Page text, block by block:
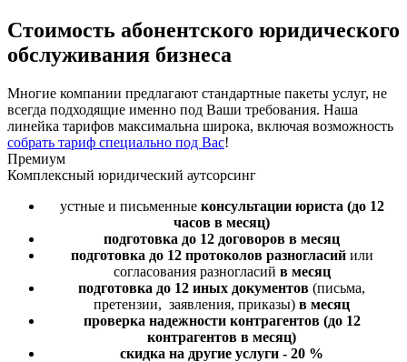
Стоимость абонентского юридического
обслуживания бизнеса
Многие компании предлагают стандартные пакеты услуг, не
всегда подходящие именно под Ваши требования. Наша
линейка тарифов максимальна широка, включая возможность
собрать тариф специально под Вас!
Премиум
Комплексный юридический аутсорсинг
устные и письменные консультации юриста (до 12
часов в месяц)
подготовка до 12 договоров в месяц
подготовка до 12 протоколов разногласийили
согласования разногласий в месяц
подготовка до 12 иных документов (письма,
претензии, заявления, приказы) в месяц
проверка надежности контрагентов (до 12
контрагентов в месяц)
скидка на другие услуги - 20 %